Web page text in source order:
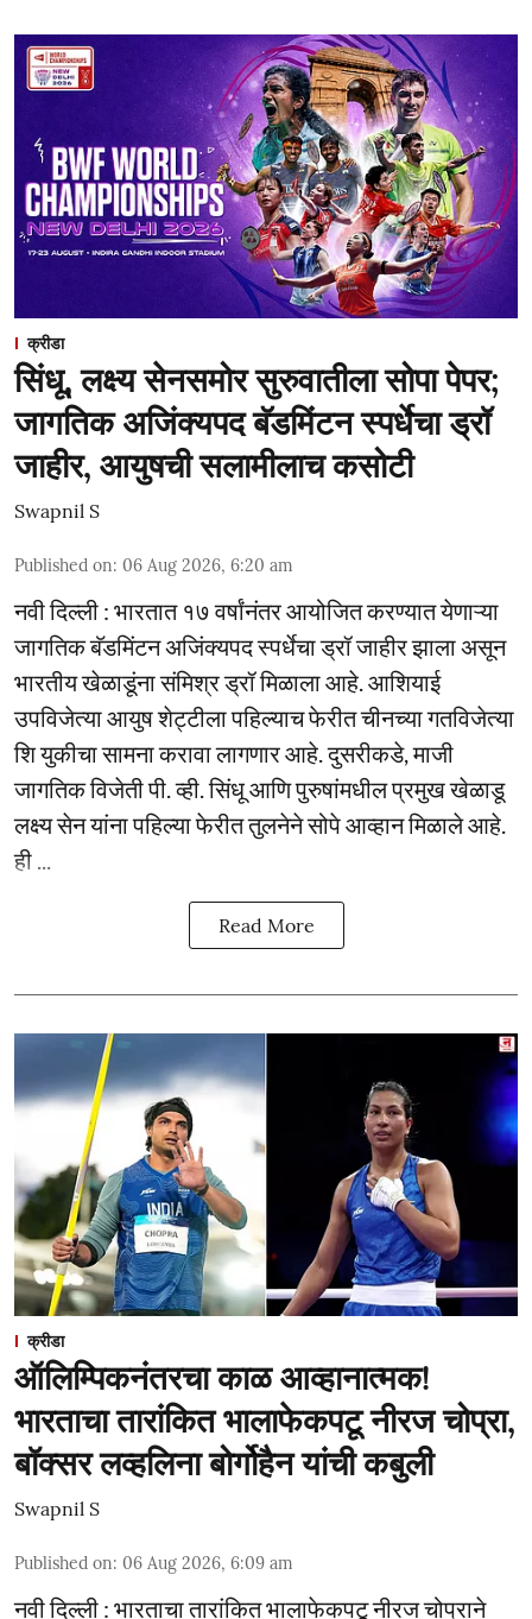
क्रीडा
सिंधू, लक्ष्य सेनसमोर सुरुवातीला सोपा पेपर;
जागतिक अजिंक्यपद बॅडमिंटन स्पर्धेचा ड्रॉ
जाहीर, आयुषची सलामीलाच कसोटी
Swapnil S
Published on: 06 Aug 2026, 6:20 am
नवी दिल्ली : भारतात १७ वर्षांनंतर आयोजित करण्यात येणाऱ्या
जागतिक बॅडमिंटन अजिंक्यपद स्पर्धेचा ड्रॉ जाहीर झाला असून
भारतीय खेळाडूंना संमिश्र ड्रॉ मिळाला आहे. आशियाई
उपविजेत्या आयुष शेट्टीला पहिल्याच फेरीत चीनच्या गतविजेत्या
शि युकीचा सामना करावा लागणार आहे. दुसरीकडे, माजी
जागतिक विजेती पी. व्ही. सिंधू आणि पुरुषांमधील प्रमुख खेळाडू
लक्ष्य सेन यांना पहिल्या फेरीत तुलनेने सोपे आव्हान मिळाले आहे.
ही ...
Read More
क्रीडा
ऑलिम्पिकनंतरचा काळ आव्हानात्मक!
भारताचा तारांकित भालाफेकपटू नीरज चोप्रा,
बॉक्सर लव्हलिना बोर्गोहैन यांची कबुली
Swapnil S
Published on: 06 Aug 2026, 6:09 am
नवी दिल्ली : भारताचा तारांकित भालाफेकपटू नीरज चोप्राने